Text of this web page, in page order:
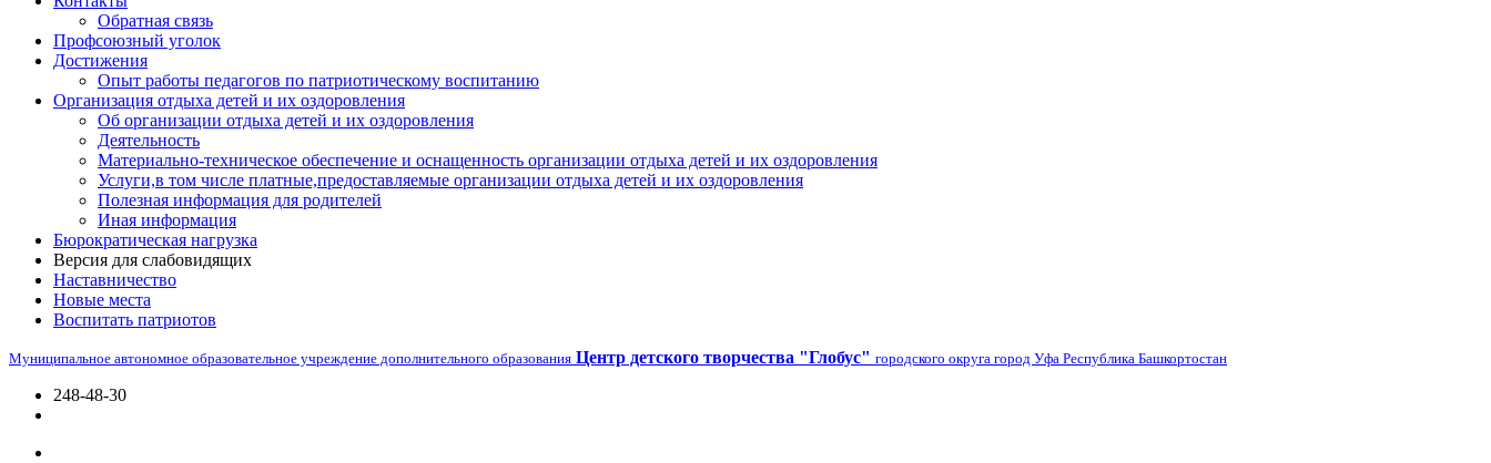
Обратная связь
Профсоюзный уголок
Достижения
Опыт работы педагогов по патриотическому воспитанию
Организация отдыха детей и их оздоровления
Об организации отдыха детей и их оздоровления
Деятельность
Материально-техническое обеспечение и оснащенность организации отдыха детей и их оздоровления
Услуги,в том числе платные,предоставляемые организации отдыха детей и их оздоровления
Полезная информация для родителей
Иная информация
Бюрократическая нагрузка
Версия для слабовидящих
Наставничество
Новые места
Воспитать патриотов
Муниципальное автономное образовательное учреждение дополнительного образования Центр детского творчества "Глобус" городского округа город Уфа Республика Башкортостан
248-48-30